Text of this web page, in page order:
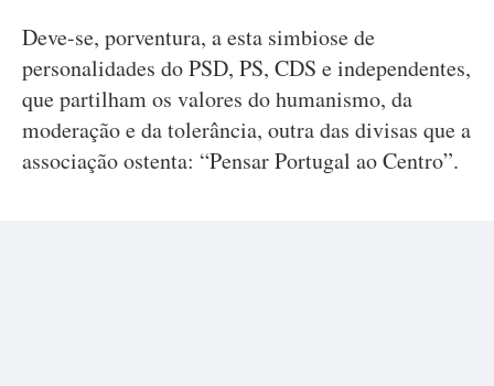
Deve-se, porventura, a esta simbiose de
personalidades do PSD, PS, CDS e independentes,
que partilham os valores do humanismo, da
moderação e da tolerância, outra das divisas que a
associação ostenta: “Pensar Portugal ao Centro”.